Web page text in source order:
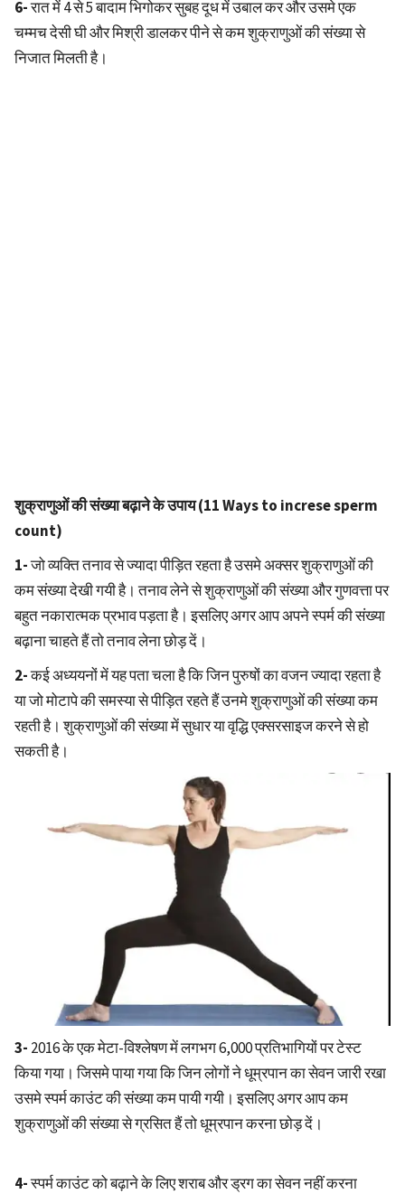
6-रात में 4 से 5 बादाम भिगोकर सुबह दूध में उबाल कर और उसमे एक
चम्मच देसी घी और मिश्री डालकर पीने से कम शुक्राणुओं की संख्या से
निजात मिलती है।
शुक्राणुओं की संख्या बढ़ाने के उपाय (11 Ways to increse sperm
count)
1-जो व्यक्ति तनाव से ज्यादा पीड़ित रहता है उसमे अक्सर शुक्राणुओं की
कम संख्या देखी गयी है। तनाव लेने से शुक्राणुओं की संख्या और गुणवत्ता पर
बहुत नकारात्मक प्रभाव पड़ता है। इसलिए अगर आप अपने स्पर्म की संख्या
बढ़ाना चाहते हैं तो तनाव लेना छोड़ दें।
2-कई अध्ययनों में यह पता चला है कि जिन पुरुषों का वजन ज्यादा रहता है
या जो मोटापे की समस्या से पीड़ित रहते हैं उनमे शुक्राणुओं की संख्या कम
रहती है। शुक्राणुओं की संख्या में सुधार या वृद्धि एक्सरसाइज करने से हो
सकती है।
3- 2016 के एक मेटा-विश्लेषण में लगभग 6,000 प्रतिभागियों पर टेस्ट
किया गया। जिसमे पाया गया कि जिन लोगों ने धूम्रपान का सेवन जारी रखा
उसमे स्पर्म काउंट की संख्या कम पायी गयी। इसलिए अगर आप कम
शुक्राणुओं की संख्या से ग्रसित हैं तो धूम्रपान करना छोड़ दें।
4-स्पर्म काउंट को बढ़ाने के लिए शराब और ड्रग का सेवन नहीं करना